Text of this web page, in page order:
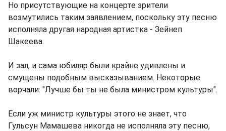
Но присутствующие на концерте зрители
возмутились таким заявлением, поскольку эту песню
исполняла другая народная артистка - Зейнеп
Шакеева.
И зал, и сама юбиляр были крайне удивлены и
смущены подобным высказыванием. Некоторые
ворчали: "Лучше бы ты не была министром культуры".
Если уж министр культуры этого не знает, что
Гульсун Мамашева никогда не исполняла эту песню,